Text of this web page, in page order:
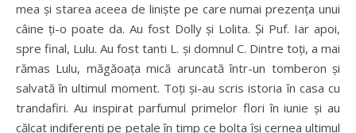
mea și starea aceea de liniște pe care numai prezența unui
câine ți-o poate da. Au fost Dolly și Lolita. Și Puf. Iar apoi,
spre final, Lulu. Au fost tanti L. și domnul C. Dintre toți, a mai
rămas Lulu, măgăoața mică aruncată într-un tomberon și
salvată în ultimul moment. Toți și-au scris istoria în casa cu
trandafiri. Au inspirat parfumul primelor flori în iunie și au
călcat indiferenți pe petale în timp ce bolta își cernea ultimul